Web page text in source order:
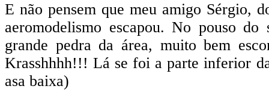
E não pensem que meu amigo Sérgio,
aeromodelismo escapou. No pouso
grande pedra da área, muito bem
Krasshhhh!!! Lá se foi a parte inferior
asa baixa)